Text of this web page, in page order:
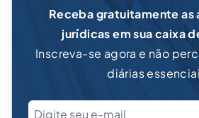
Receba gratuitamente as
jurídicas em sua caixa
Inscreva-se agora e não
diárias